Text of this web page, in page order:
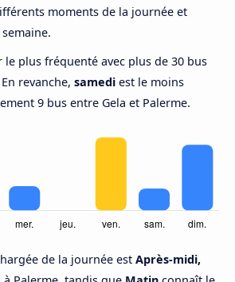
moments de la journée et
le plus fréquenté avec plus de 30 bus
revanche, samedi est le moins
9 bus entre Gela et Palerme.
de la journée est Après-midi,